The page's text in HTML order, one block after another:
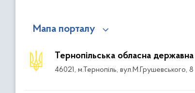
Мапа порталу
Тернопільська обласна державна
46021, м.Тернопіль, вул.М.Грушевського, 8